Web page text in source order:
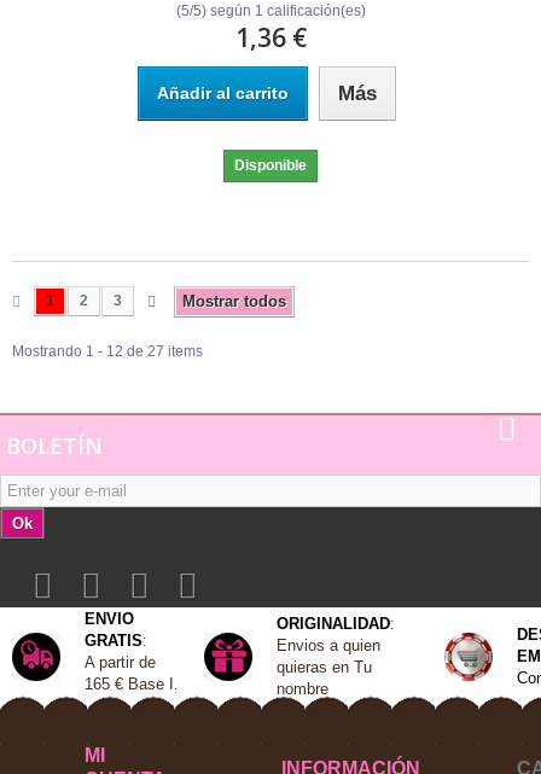
(5/5) según 1 calificación(es)
1,36 €
Añadir al carrito Más
Disponible
Mostrar todos
1 2 3
Mostrando 1 - 12 de 27 items
BOLETÍN
Ok
ENVIO
GRATIS:
A partir de
165 € Base I
ORIGINALIDAD:
Envios a quien
quieras en Tu
nombre
MI
INFORMACIÓN